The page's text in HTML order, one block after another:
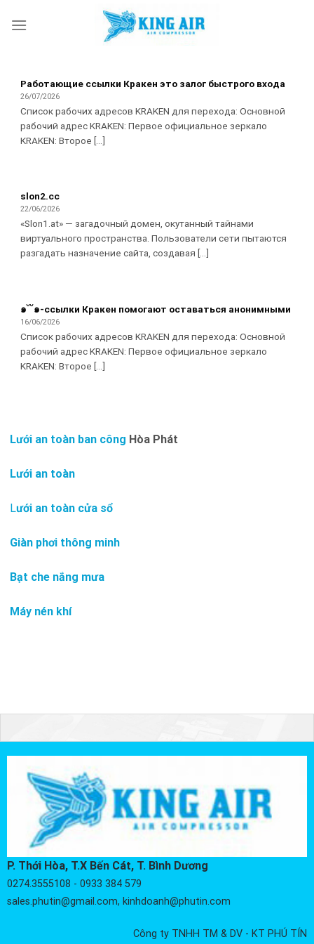
Работающие ссылки Кракен это залог быстрого входа
26/07/2026
Список рабочих адресов KRAKEN для перехода: Основной
рабочий адрес KRAKEN: Первое официальное зеркало
KRAKEN: Второе [...]
slon2.cc
22/06/2026
«Slon1.at» — загадочный домен, окутанный тайнами
виртуального пространства. Пользователи сети пытаются
разгадать назначение сайта, создавая [...]
๑˘˘๑-ссылки Кракен помогают оставаться анонимными
16/06/2026
Список рабочих адресов KRAKEN для перехода: Основной
рабочий адрес KRAKEN: Первое официальное зеркало
KRAKEN: Второе [...]
Lưới an toàn ban công Hòa Phát
Lưới an toàn
Lưới an toàn cửa sổ
Giàn phơi thông minh
Bạt che nắng mưa
Máy nén khí
P. Thới Hòa, T.X Bến Cát, T. Bình Dương
0274.3555108 - 0933 384 579
sales.phutin@gmail.com, kinhdoanh@phutin.com
Công ty TNHH TM & DV - KT PHÚ TÍN